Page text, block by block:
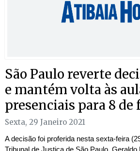
São Paulo reverte
e mantém volta às
presenciais para 8 de
Sexta, 29 Janeiro 2021
A decisão foi proferida nesta sexta-feira
Tribunal de Justiça de São Paulo,